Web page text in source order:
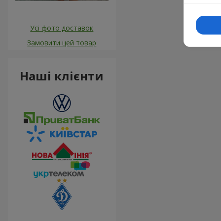
Усі фото доставок
Замовити цей товар
Наші клієнти